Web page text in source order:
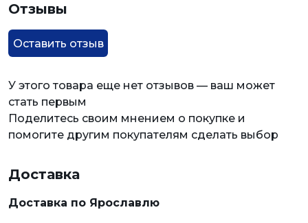
Отзывы
Оставить отзыв
У этого товара еще нет отзывов — ваш может
стать первым
Поделитесь своим мнением о покупке и
помогите другим покупателям сделать выбор
Доставка
Доставка по Ярославлю